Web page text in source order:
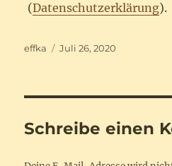
(Datenschutzerklärung).
Autor
effka
Veröffentlicht
Juli 26, 2020
Schreibe einen